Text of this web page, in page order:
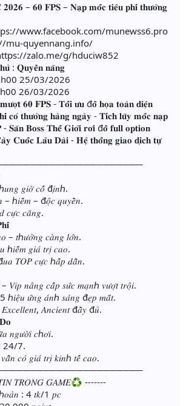
– 𝟔𝟎 𝐅𝐏𝐒 – 𝐍𝐚̣𝐩 𝐦𝐨̂́𝐜 𝐭𝐢𝐞̂𝐮 𝐩𝐡𝐢́ 𝐭𝐡𝐮̛𝐨̛̉𝐧𝐠
www.facebook.com/munewss6.pro
quyennang.info/
zalo.me/g/hduciw852
: 𝐐𝐮𝐲𝐞̂̀𝐧 𝐧𝐚̆𝐧𝐠
25/03/2026
26/03/2026
𝟔𝟎 𝐅𝐏𝐒 - 𝐓𝐨̂́𝐢 𝐮̛𝐮 đ𝐨̂̀ 𝐡𝐨̣𝐚 𝐭𝐨𝐚̀𝐧 𝐝𝐢𝐞̣̂𝐧
𝐜𝐨́ 𝐭𝐡𝐮̛𝐨̛̉𝐧𝐠 𝐡𝐚̀𝐧𝐠 𝐧𝐠𝐚̀𝐲 - 𝐓𝐢́𝐜𝐡 𝐥𝐮̃𝐲 𝐦𝐨̂́𝐜 𝐧𝐚̣𝐩
𝐁𝐨𝐬𝐬 𝐓𝐡𝐞̂́ 𝐆𝐢𝐨̛́𝐢 𝐫𝐨̛𝐢 đ𝐨̂̀ 𝐟𝐮𝐥𝐥 𝐨𝐩𝐭𝐢𝐨𝐧
𝐂𝐮𝐨̂́𝐜 𝐋𝐚̂𝐮 𝐃𝐚̀𝐢 - 𝐇𝐞̣̂ 𝐭𝐡𝐨̂́𝐧𝐠 𝐠𝐢𝐚𝐨 𝐝𝐢̣𝐜𝐡 𝐭𝐮̛̣
𝑔𝑖𝑜̛̀ 𝑐𝑜̂́ đ𝑖̣𝑛ℎ.
– ℎ𝑖𝑒̂́𝑚 – đ𝑜̣̂𝑐 𝑞𝑢𝑦𝑒̂̀𝑛.
𝑐𝑢̛̣𝑐 𝑐𝑎̆𝑛𝑔.
– 𝑡ℎ𝑢̛𝑜̛̉𝑛𝑔 𝑐𝑎̀𝑛𝑔 𝑙𝑜̛́𝑛.
ℎ𝑖𝑒̂́𝑚 𝑔𝑖𝑎́ 𝑡𝑟𝑖̣ 𝑐𝑎𝑜.
đ𝑢𝑎 𝑇𝑂𝑃 𝑐𝑢̛̣𝑐 ℎ𝑎̂́𝑝 𝑑𝑎̂̃𝑛.
𝑉𝑖𝑝 𝑛𝑎̂𝑛𝑔 𝑐𝑎̂́𝑝 𝑠𝑢̛́𝑐 𝑚𝑎̣𝑛ℎ 𝑣𝑢̛𝑜̛̣𝑡 𝑡𝑟𝑜̣̂𝑖.
ℎ𝑖𝑒̣̂𝑢 𝑢̛́𝑛𝑔 𝑎́𝑛ℎ 𝑠𝑎́𝑛𝑔 đ𝑒̣𝑝 𝑚𝑎̆́𝑡.
𝐴𝑛𝑐𝑖𝑒𝑛𝑡 đ𝑎̂̀𝑦 đ𝑢̉.
𝑛𝑔𝑢̛𝑜̛̀𝑖 𝑐ℎ𝑜̛𝑖.
24/7.
𝑐𝑜́ 𝑔𝑖𝑎́ 𝑡𝑟𝑖̣ 𝑘𝑖𝑛ℎ 𝑡𝑒̂́ 𝑐𝑎𝑜.
𝑇𝑅𝑂𝑁𝐺 𝐺𝐴𝑀𝐸♻ -------
: 4 𝑡𝑘/1 𝑝𝑐